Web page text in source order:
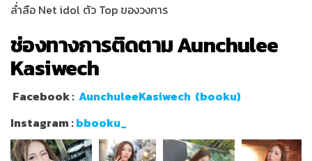
ล่ำลือ Net idol ตัว Top ของวงการ
ช่องทางการติดตาม Aunchulee
Kasiwech
Facebook : AunchuleeKasiwech (booku)
Instagram :bbooku_